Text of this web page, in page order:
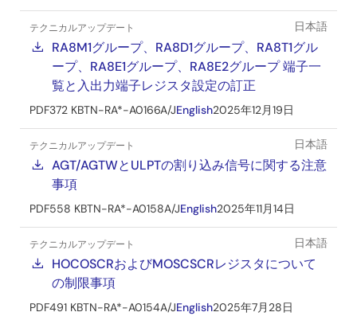
テクニカルアップデート 日本語
RA8M1グループ、RA8D1グループ、RA8T1グル
ープ、RA8E1グループ、RA8E2グループ 端子一
覧と入出力端子レジスタ設定の訂正
PDF372 KBTN-RA*-A0166A/JEnglish2025年12月19日
テクニカルアップデート 日本語
AGT/AGTWとULPTの割り込み信号に関する注意
事項
PDF558 KBTN-RA*-A0158A/JEnglish2025年11月14日
テクニカルアップデート 日本語
HOCOSCRおよびMOSCSCRレジスタについて
の制限事項
PDF491 KBTN-RA*-A0154A/JEnglish2025年7月28日